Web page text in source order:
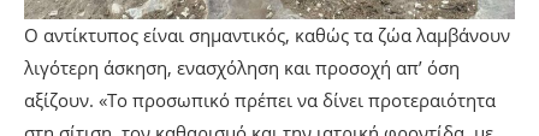
Ο αντίκτυπος είναι σημαντικός, καθώς τα ζώα λαμβάνουν
λιγότερη άσκηση, ενασχόληση και προσοχή απ’ όση
αξίζουν. «Το προσωπικό πρέπει να δίνει προτεραιότητα